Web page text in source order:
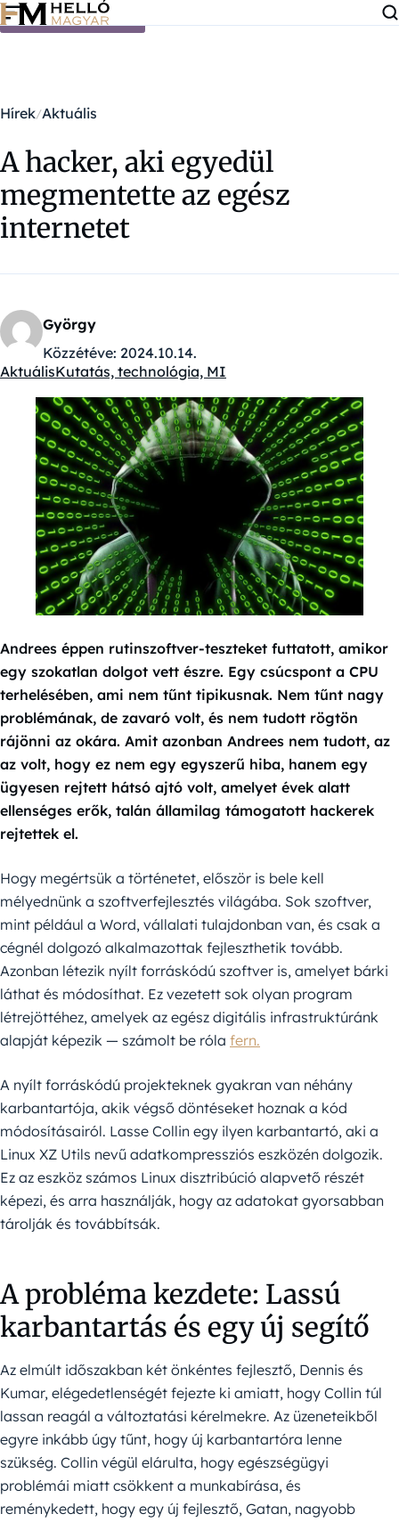
Ugrás a tartalomra
Hírek Aktuális
A hacker, aki egyedül
megmentette az egész
internetet
György
Közzétéve: 2024.10.14.
Kategóriák:
AktuálisKutatás, technológia, MI
Andrees éppen rutinszoftver-teszteket futtatott, amikor
egy szokatlan dolgot vett észre. Egy csúcspont a CPU
terhelésében, ami nem tűnt tipikusnak. Nem tűnt nagy
problémának, de zavaró volt, és nem tudott rögtön
rájönni az okára. Amit azonban Andrees nem tudott, az
az volt, hogy ez nem egy egyszerű hiba, hanem egy
ügyesen rejtett hátsó ajtó volt, amelyet évek alatt
ellenséges erők, talán államilag támogatott hackerek
rejtettek el.
Hogy megértsük a történetet, először is bele kell
mélyednünk a szoftverfejlesztés világába. Sok szoftver,
mint például a Word, vállalati tulajdonban van, és csak a
cégnél dolgozó alkalmazottak fejleszthetik tovább.
Azonban létezik nyílt forráskódú szoftver is, amelyet bárki
láthat és módosíthat. Ez vezetett sok olyan program
létrejöttéhez, amelyek az egész digitális infrastruktúránk
alapját képezik — számolt be róla fern.
A nyílt forráskódú projekteknek gyakran van néhány
karbantartója, akik végső döntéseket hoznak a kód
módosításairól. Lasse Collin egy ilyen karbantartó, aki a
Linux XZ Utils nevű adatkompressziós eszközén dolgozik.
Ez az eszköz számos Linux disztribúció alapvető részét
képezi, és arra használják, hogy az adatokat gyorsabban
tárolják és továbbítsák.
A probléma kezdete: Lassú
karbantartás és egy új segítő
Az elmúlt időszakban két önkéntes fejlesztő, Dennis és
Kumar, elégedetlenségét fejezte ki amiatt, hogy Collin túl
lassan reagál a változtatási kérelmekre. Az üzeneteikből
egyre inkább úgy tűnt, hogy új karbantartóra lenne
szükség. Collin végül elárulta, hogy egészségügyi
problémái miatt csökkent a munkabírása, és
reménykedett, hogy egy új fejlesztő, Gatan, nagyobb